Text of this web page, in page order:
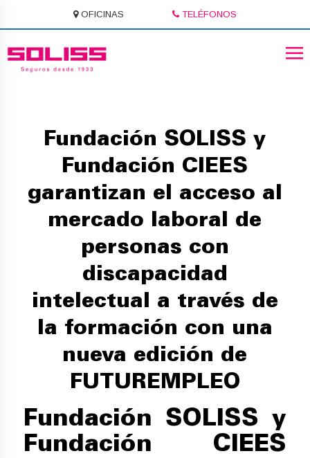
OFICINAS TELÉFONOS
Fundación SOLISS y
Fundación CIEES
garantizan el acceso al
mercado laboral de
personas con
discapacidad
intelectual a través de
la formación con una
nueva edición de
FUTUREMPLEO
Fundación SOLISS y
Fundación CIEES